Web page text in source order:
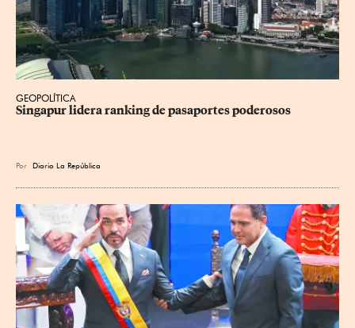
GEOPOLÍTICA
Singapur lidera ranking de pasaportes poderosos
Por Diario La República